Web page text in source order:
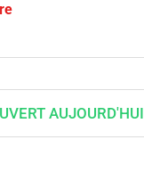
AUJOURD'HUI